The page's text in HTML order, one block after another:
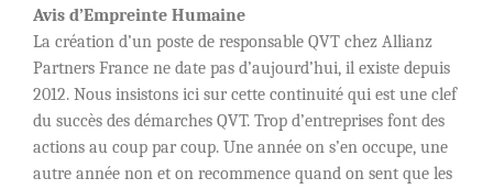
Avis d’Empreinte Humaine
La création d’un poste de responsable QVT chez Allianz
Partners France ne date pas d’aujourd’hui, il existe depuis
2012. Nous insistons ici sur cette continuité qui est une clef
du succès des démarches QVT. Trop d’entreprises font des
actions au coup par coup. Une année on s’en occupe, une
autre année non et on recommence quand on sent que les